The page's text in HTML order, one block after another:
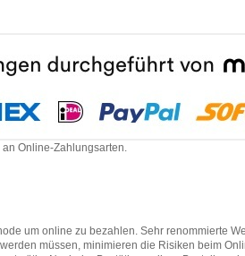
Online-Zahlungsarten.
um online zu bezahlen. Sehr renommierte
müssen, minimieren die Risiken beim